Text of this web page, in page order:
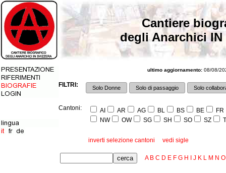
Cantiere
degli Anarchici IN
ultimo aggiornamento: 08/08/
FILTRI: Solo Donne Solo di passaggio Solo
Cantoni: AI AR AG BL BS BE
FR
NW
OW SG SH SO SZ
inverti selezione cantoni vedi sigle
A B C D E F G H J K L M N O